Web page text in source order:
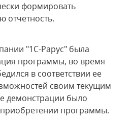
формировать
отчетность.
"1С-Рарус" была
программы, во время
в соответствии ее
своим текущим
демонстрации было
программы.